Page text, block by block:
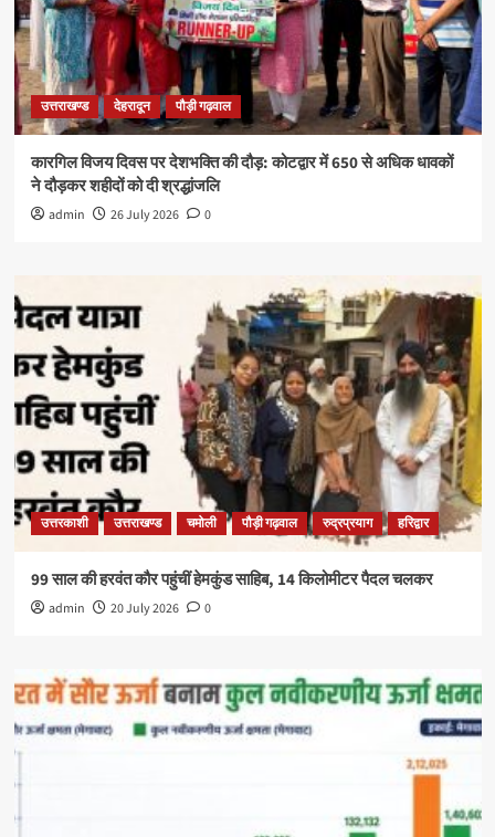
उत्तराखण्ड देहरादून पौड़ी गढ़वाल
कारगिल विजय दिवस पर देशभक्ति की दौड़: कोटद्वार में 650 से अधिक धावकों
ने दौड़कर शहीदों को दी श्रद्धांजलि
admin 26 July 2026 0
उत्तरकाशी उत्तराखण्ड चमोली पौड़ी गढ़वाल रुद्रप्रयाग हरिद्वार
99 साल की हरवंत कौर पहुंचीं हेमकुंड साहिब, 14 किलोमीटर पैदल चलकर
admin 20 July 2026 0